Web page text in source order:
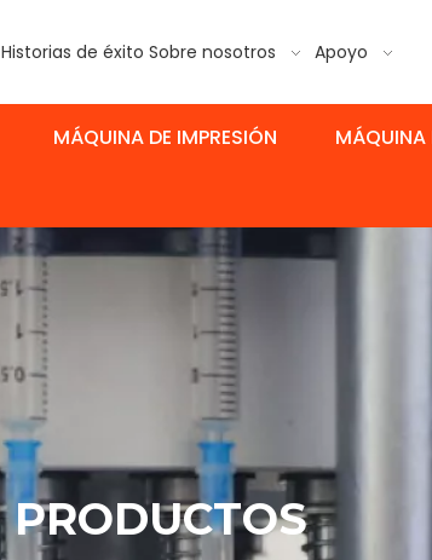
Historias de éxito Sobre nosotros Apoyo
MÁQUINA DE IMPRESIÓN MÁQUINA
PRODUCTOS